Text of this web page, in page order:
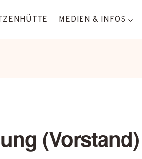
MEDIEN & INFOS
(Vorstand)